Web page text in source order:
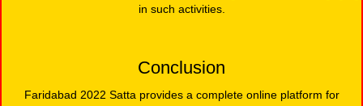
in such activities.
Conclusion
Faridabad 2022 Satta provides a complete online platform for